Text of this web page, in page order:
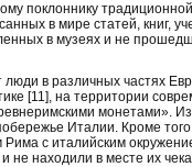
поклоннику
в мире статей, книг,
в музеях и не
люди в различных частях
[11], на территории
монетами».
Италии. Кроме
с италийским
не находили в месте их